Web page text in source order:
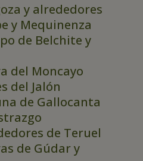
y alrededores
y Mequinenza
de Belchite y
del Moncayo
del Jalón
de Gallocanta
de Teruel
de Gúdar y